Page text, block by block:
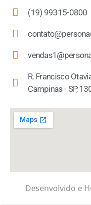
(19) 99315-0800
R. Francisco
Campinas - SP,
Desenvolvido e